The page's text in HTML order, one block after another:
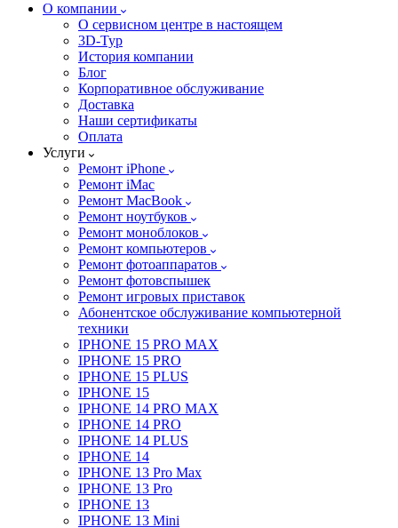
О компании
О сервисном центре в настоящем
3D-Тур
История компании
Блог
Корпоративное обслуживание
Доставка
Наши сертификаты
Оплата
Услуги
Ремонт iPhone
Ремонт iMac
Ремонт MacBook
Ремонт ноутбуков
Ремонт моноблоков
Ремонт компьютеров
Ремонт фотоаппаратов
Ремонт фотовспышек
Ремонт игровых приставок
Абонентское обслуживание компьютерной
техники
IPHONE 15 PRO MAX
IPHONE 15 PRO
IPHONE 15 PLUS
IPHONE 15
IPHONE 14 PRO MAX
IPHONE 14 PRO
IPHONE 14 PLUS
IPHONE 14
IPHONE 13 Pro Max
IPHONE 13 Pro
IPHONE 13
IPHONE 13 Mini